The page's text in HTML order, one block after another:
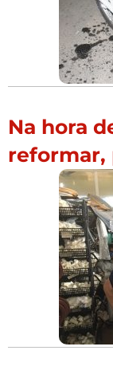
Na hora
reformar,